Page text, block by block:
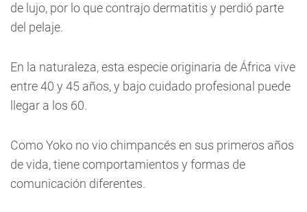
de lujo, por lo que contrajo dermatitis y perdió parte
del pelaje.
En la naturaleza, esta especie originaria de África vive
entre 40 y 45 años, y bajo cuidado profesional puede
llegar a los 60.
Como Yoko no vio chimpancés en sus primeros años
de vida, tiene comportamientos y formas de
comunicación diferentes.